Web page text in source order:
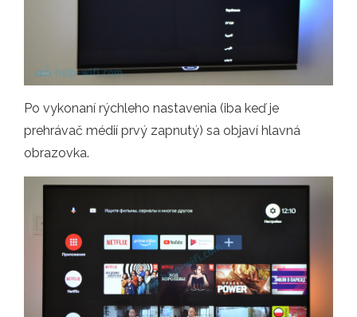
Po vykonaní rýchleho nastavenia (iba keď je
prehrávač médií prvý zapnutý) sa objaví hlavná
obrazovka.